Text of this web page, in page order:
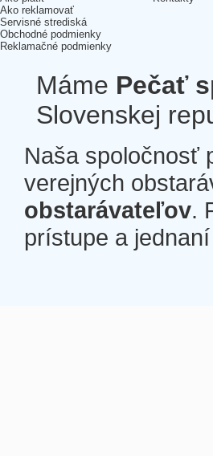
Ako reklamovať
Servisné strediská
Obchodné podmienky
Reklamačné podmienky
Máme Pečať
Slovenskej
Naša spoločnosť
verejných
obstarávateľov.
prístupe a